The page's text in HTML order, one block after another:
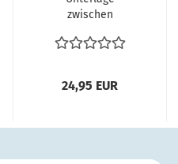
zwischen
Emblem Logo
24,95 EUR